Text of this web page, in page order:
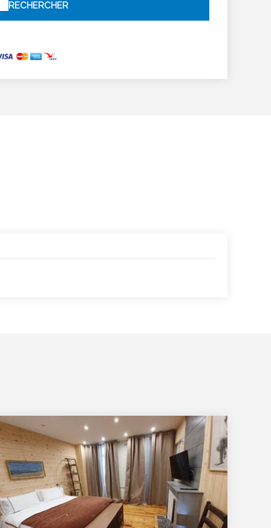
RECHERCHER